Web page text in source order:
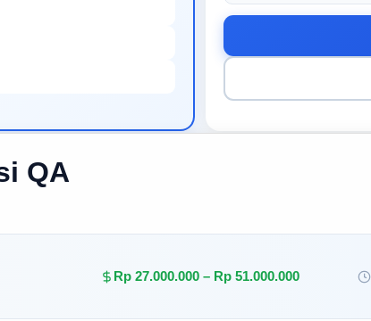
QA
Rp 27.000.000 – Rp 51.000.000